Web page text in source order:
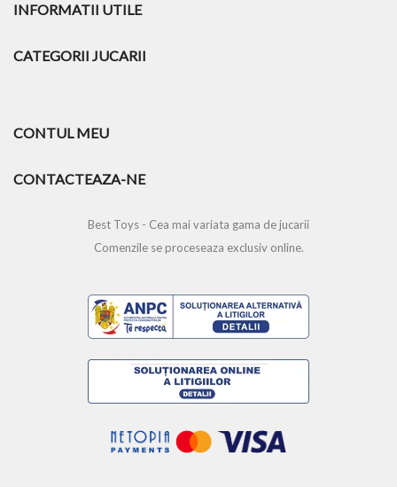
INFORMATII UTILE
CATEGORII JUCARII
CONTUL MEU
CONTACTEAZA-NE
Best Toys - Cea mai variata gama de jucarii
Comenzile se proceseaza exclusiv online.